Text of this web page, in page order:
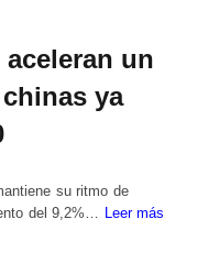
un
ya
su ritmo de
del 9,2%…
Leer más